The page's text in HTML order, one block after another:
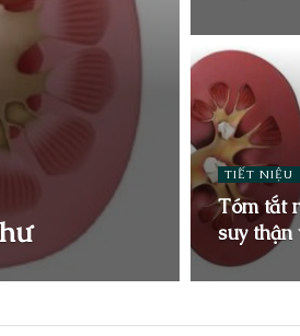
TIẾT NIỆU
Tóm tắt
suy thận